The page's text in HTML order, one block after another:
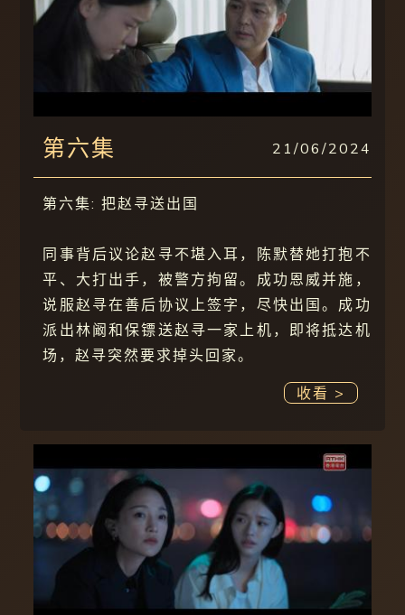
第六集 21/06/2024
第六集: 把赵寻送出国
同事背后议论赵寻不堪入耳，陈默替她打抱不
平、大打出手，被警方拘留。成功恩威并施，
说服赵寻在善后协议上签字，尽快出国。成功
派出林阚和保镖送赵寻一家上机，即将抵达机
场，赵寻突然要求掉头回家。
收看 >